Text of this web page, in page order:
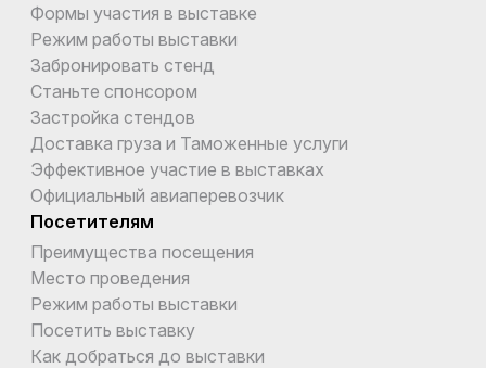
Формы участия в выставке
Режим работы выставки
Забронировать стенд
Станьте спонсором
Застройка стендов
Доставка груза и Таможенные услуги
Эффективное участие в выставках
Официальный авиаперевозчик
Посетителям
Преимущества посещения
Место проведения
Режим работы выставки
Посетить выставку
Как добраться до выставки